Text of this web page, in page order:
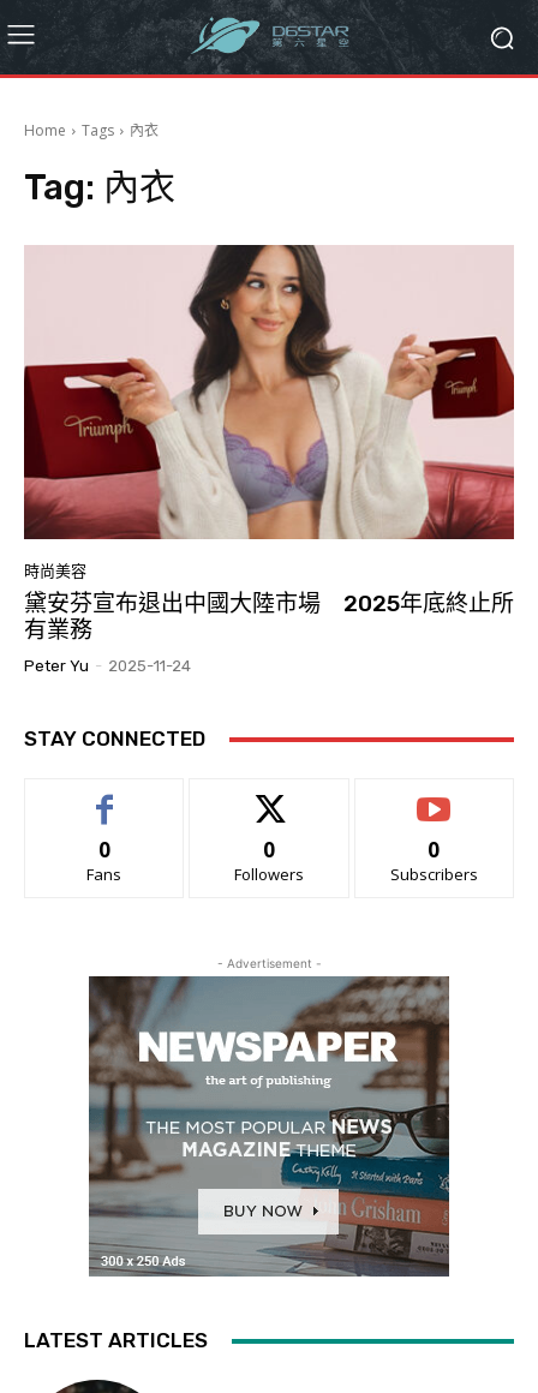
Home Tags 內衣
Tag: 內衣
時尚美容
黛安芬宣布退出中國大陸市場 2025年底終止所
有業務
Peter Yu - 2025-11-24
STAY CONNECTED
0
Fans
0
Followers
0
Subscribers
- Advertisement -
LATEST ARTICLES